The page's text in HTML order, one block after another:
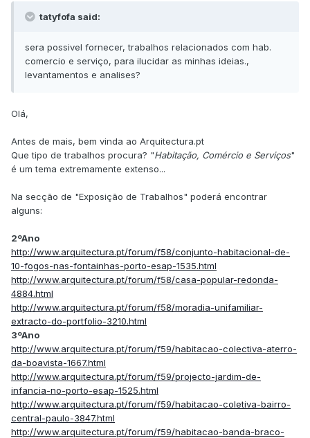
tatyfofa said:
sera possivel fornecer, trabalhos relacionados com hab.
comercio e serviço, para ilucidar as minhas ideias.,
levantamentos e analises?
Olá,
Antes de mais, bem vinda ao Arquitectura.pt
Que tipo de trabalhos procura? "Habitação, Comércio e Serviços"
é um tema extremamente extenso...
Na secção de "Exposição de Trabalhos" poderá encontrar
alguns:
2ºAno
http://www.arquitectura.pt/forum/f58/conjunto-habitacional-de-
10-fogos-nas-fontainhas-porto-esap-1535.html
http://www.arquitectura.pt/forum/f58/casa-popular-redonda-
4884.html
http://www.arquitectura.pt/forum/f58/moradia-unifamiliar-
extracto-do-portfolio-3210.html
3ºAno
http://www.arquitectura.pt/forum/f59/habitacao-colectiva-aterro-
da-boavista-1667.html
http://www.arquitectura.pt/forum/f59/projecto-jardim-de-
infancia-no-porto-esap-1525.html
http://www.arquitectura.pt/forum/f59/habitacao-coletiva-bairro-
central-paulo-3847.html
http://www.arquitectura.pt/forum/f59/habitacao-banda-braco-